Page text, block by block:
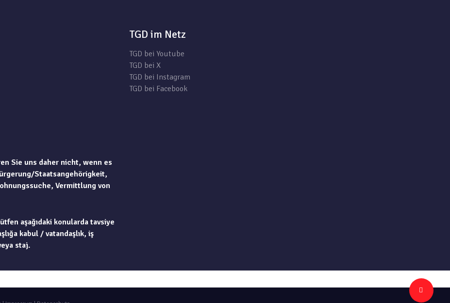
Sie uns daher nicht, wenn es
Staatsangehörigkeit,
Vermittlung von
aşağıdaki konularda tavsiye
kabul / vatandaşlık, iş
staj.
TGD im Netz
TGD bei Youtube
TGD bei X
TGD bei Instagram
TGD bei Facebook